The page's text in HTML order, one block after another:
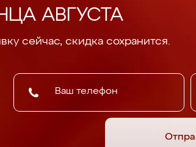
АВГУСТА
сейчас, скидка сохранится.